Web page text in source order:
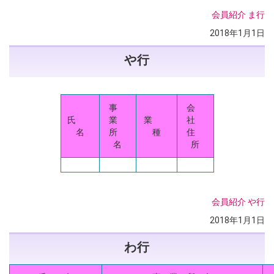
会員紹介 ま行
2018年1月1日
や行
氏
名
事
業
所
名
業
種
会
社
住
所
会員紹介や行
2018年1月1日
わ行